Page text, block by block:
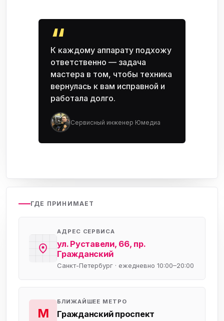
“
К каждому аппарату подхожу
ответственно — задача
мастера в том, чтобы техника
вернулась к вам исправной и
работала долго.
Сервисный инженер Юмедиа
ГДЕ ПРИНИМАЕТ
АДРЕС СЕРВИСА
ул. Руставели, 66, пр.
Гражданский
Санкт-Петербург · ежедневно 10:00–20:00
М
БЛИЖАЙШЕЕ МЕТРО
Гражданский проспект